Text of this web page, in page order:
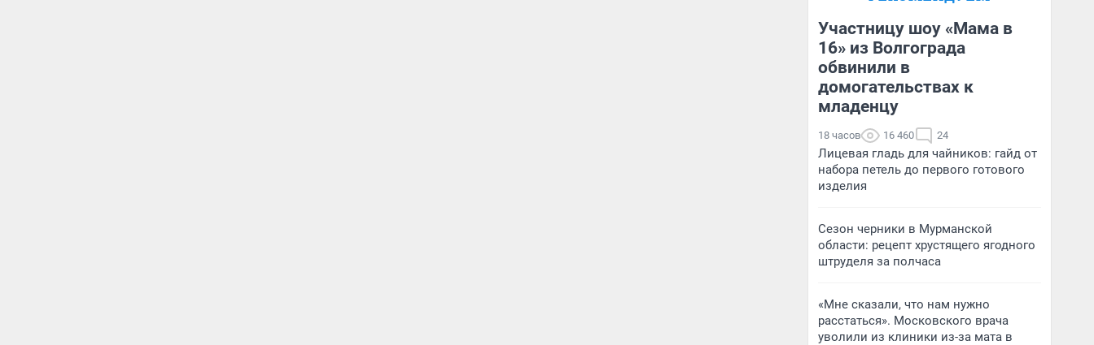
Участницу шоу «Мама в
16» из Волгограда
обвинили в
домогательствах к
младенцу
18 часов 16 460 24
Лицевая гладь для чайников: гайд от
набора петель до первого готового
изделия
Сезон черники в Мурманской
области: рецепт хрустящего ягодного
штруделя за полчаса
«Мне сказали, что нам нужно
расстаться». Московского врача
уволили из клиники из-за мата в